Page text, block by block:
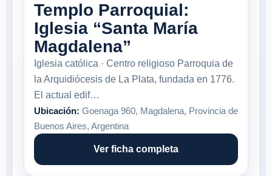
Templo Parroquial:
Iglesia “Santa María
Magdalena”
Iglesia católica · Centro religioso Parroquia de
la Arquidiócesis de La Plata, fundada en 1776.
El actual edif…
Ubicación: Goenaga 960, Magdalena, Provincia de
Buenos Aires, Argentina
Ver ficha completa